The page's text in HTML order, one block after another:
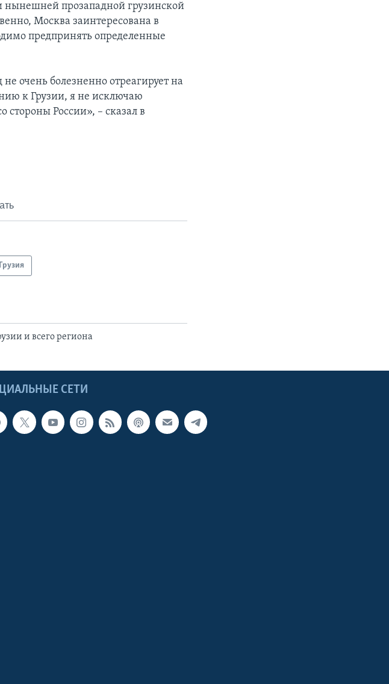
нынешней прозападной грузинской
Москва заинтересована в
предпринять определенные
очень болезненно отреагирует на
к Грузии, я не исключаю
стороны России», – сказал в
Грузия
и всего региона
СЕТИ